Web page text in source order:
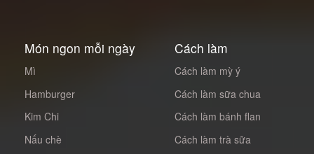
Món ngon mỗi ngày
Mì
Hamburger
Kim Chi
Nấu chè
Cách làm
Cách làm mỳ ý
Cách làm sữa chua
Cách làm bánh flan
Cách làm trà sữa